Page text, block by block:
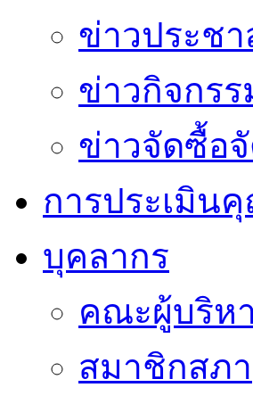
ข่าวประช
ข่าวกิจกรร
ข่าวจัดซื้อ
การประเมิน
บุคลากร
คณะผู้บริห
สมาชิกสภา